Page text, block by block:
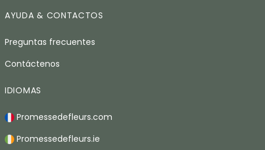
AYUDA & CONTACTOS
Preguntas frecuentes
Contáctenos
IDIOMAS
Promessedefleurs.com
Promessedefleurs.ie